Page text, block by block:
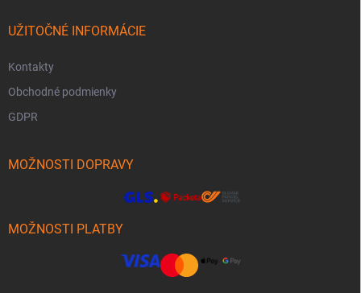
UŽITOČNÉ INFORMÁCIE
Kontakty
Obchodné podmienky
GDPR
MOŽNOSTI DOPRAVY
MOŽNOSTI PLATBY